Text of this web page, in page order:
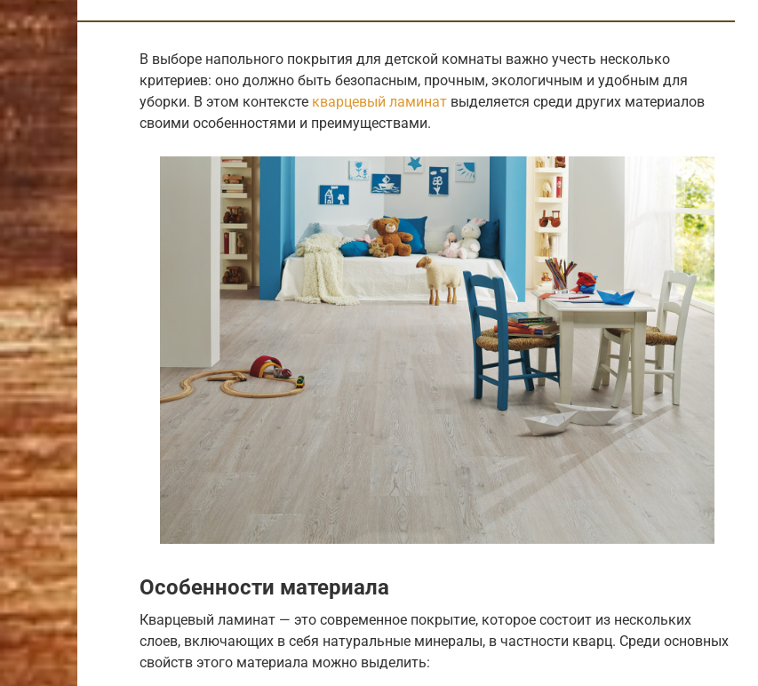
В выборе напольного покрытия для детской комнаты важно учесть несколько
критериев: оно должно быть безопасным, прочным, экологичным и удобным для
уборки. В этом контексте кварцевый ламинат выделяется среди других материалов
своими особенностями и преимуществами.
Особенности материала
Кварцевый ламинат — это современное покрытие, которое состоит из нескольких
слоев, включающих в себя натуральные минералы, в частности кварц. Среди основных
свойств этого материала можно выделить: